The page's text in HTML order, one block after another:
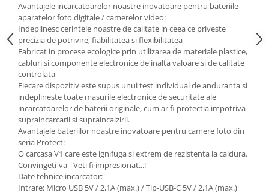
Avantajele incarcatoarelor noastre inovatoare pentru bateriile
aparatelor foto digitale / camerelor video:
Indeplinesc cerintele noastre de calitate in ceea ce priveste
precizia de potrivire, fiabilitatea si flexibilitatea
Fabricat in procese ecologice prin utilizarea de materiale plastice,
cabluri si componente electronice de inalta valoare si de calitate
controlata
Fiecare dispozitiv este supus unui test individual de anduranta si
indeplineste toate masurile electronice de securitate ale
incarcatoarelor de baterii originale, cum ar fi protectia impotriva
supraincarcarii si supraincalzirii.
Avantajele bateriilor noastre inovatoare pentru camere foto din
seria Protect:
O carcasa V1 care este ignifuga si extrem de rezistenta la caldura.
Convingeti-va - Veti fi impresionat...!
Date tehnice incarcator:
Intrare: Micro USB 5V / 2,1A (max.) / Tip-USB-C 5V / 2,1A (max.)